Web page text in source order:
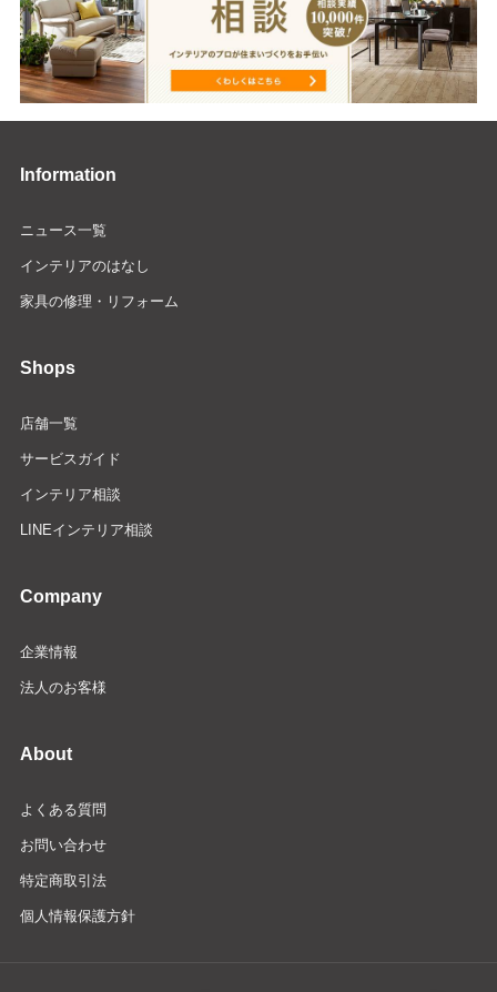
Information
ニュース一覧
インテリアのはなし
家具の修理・リフォーム
Shops
店舗一覧
サービスガイド
インテリア相談
LINEインテリア相談
Company
企業情報
法人のお客様
About
よくある質問
お問い合わせ
特定商取引法
個人情報保護方針